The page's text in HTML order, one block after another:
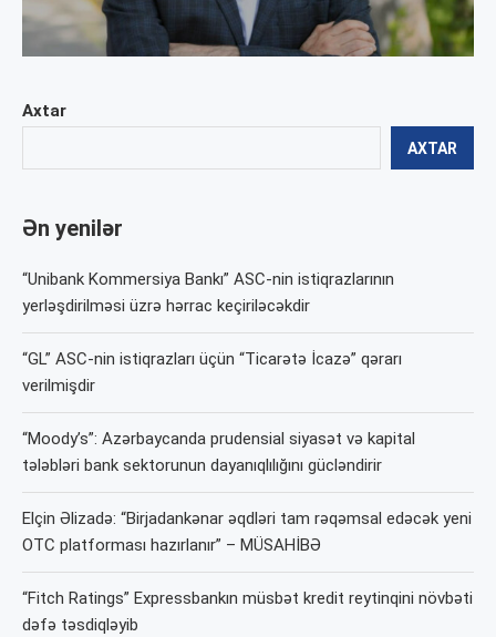
Axtar
AXTAR
Ən yenilər
“Unibank Kommersiya Bankı” ASC-nin istiqrazlarının
yerləşdirilməsi üzrə hərrac keçiriləcəkdir
“GL” ASC-nin istiqrazları üçün “Ticarətə İcazə” qərarı
verilmişdir
“Moody’s”: Azərbaycanda prudensial siyasət və kapital
tələbləri bank sektorunun dayanıqlılığını gücləndirir
Elçin Əlizadə: “Birjadankənar əqdləri tam rəqəmsal edəcək yeni
OTC platforması hazırlanır” – MÜSAHİBƏ
“Fitch Ratings” Expressbankın müsbət kredit reytinqini növbəti
dəfə təsdiqləyib